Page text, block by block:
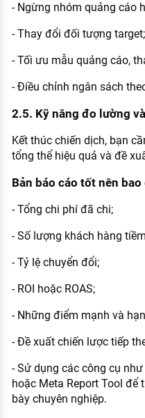
- Ngừng nhóm quảng cáo
- Thay đổi đối tượng target;
- Tối ưu mẫu quảng cáo,
- Điều chỉnh ngân sách
2.5. Kỹ năng đo lường
Kết thúc chiến dịch, bạn
tổng thể hiệu quả và đề
Bản báo cáo tốt nên bao
- Tổng chi phí đã chi;
- Số lượng khách hàng
- Tỷ lệ chuyển đổi;
- ROI hoặc ROAS;
- Những điểm mạnh và
- Đề xuất chiến lược tiếp
- Sử dụng các công cụ
hoặc Meta Report Tool để
bày chuyên nghiệp.